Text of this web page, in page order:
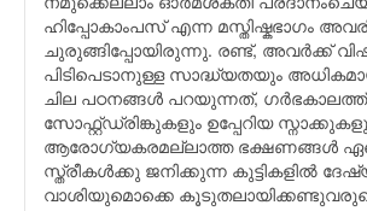
ഹിപ്പോകാംപസ് എന്ന മസ്തിഷ്കഭാഗം
ചുരുങ്ങിപ്പോയിരുന്നു. രണ്ട്, അവര്‍ക്ക്
പിടിപെടാനുള്ള സാദ്ധ്യതയും
ചില പഠനങ്ങള്‍ പറയുന്നത്, ഗര്‍ഭകാലത്ത്
സോഫ്റ്റ്ഡ്രിങ്കുകളും ഉപ്പേറിയ
ആരോഗ്യകരമല്ലാത്ത ഭക്ഷണങ്ങള്‍
സ്ത്രീകള്‍ക്കു ജനിക്കുന്ന കുട്ടികളില്‍
വാശിയുമൊക്കെ